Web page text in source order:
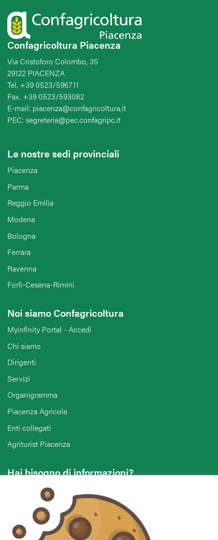
Confagricoltura Piacenza
Via Cristoforo Colombo, 35
29122 PIACENZA
Tel. +39 0523/596711
Fax. +39 0523/593082
E-mail: piacenza@confagricoltura.it
PEC: segreteria@pec.confagripc.it
Le nostre sedi provinciali
Piacenza
Parma
Reggio Emilia
Modena
Bologna
Ferrara
Ravenna
Forlì-Cesena-Rimini
Noi siamo Confagricoltura
Myinfinity Portal - Accedi
Chi siamo
Dirigenti
Servizi
Organigramma
Piacenza Agricola
Enti collegati
Agriturist Piacenza
Hai bisogno di informazioni?
Vuoi contattarci per ricevere assistenza, lasciare un
commento o chiedere informazioni?
CONTATTACI